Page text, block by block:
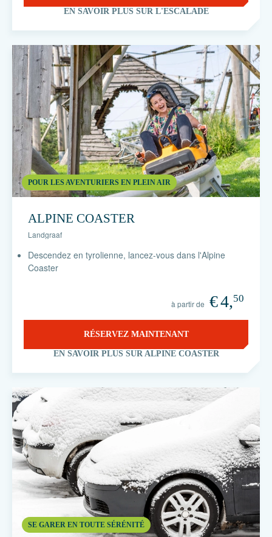
EN SAVOIR PLUS SUR L'ESCALADE
POUR LES AVENTURIERS EN PLEIN AIR
ALPINE COASTER
Landgraaf
Descendez en tyrolienne, lancez-vous dans l'Alpine
Coaster
à partir de €4,50
RÉSERVEZ MAINTENANT
EN SAVOIR PLUS SUR ALPINE COASTER
SE GARER EN TOUTE SÉRÉNITÉ